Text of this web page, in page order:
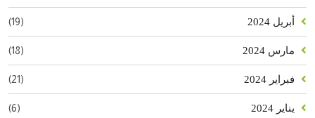
أبريل 2024 (19)
مارس 2024 (18)
فبراير 2024 (21)
يناير 2024 (6)